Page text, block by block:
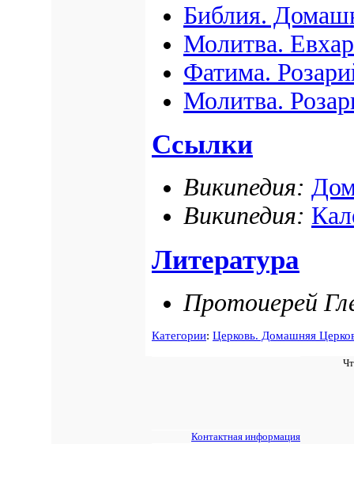
Библия.
Молитва.
Фатима.
Молитва.
Ссылки
Википедия:
Википедия:
Литература
Протоиерей
Категории: Церковь. Домашняя
Контактная информация